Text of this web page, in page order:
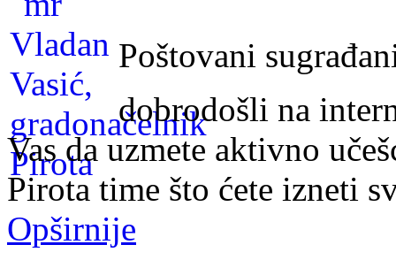
Poštovani
dobrodošli na
Vas da uzmete aktivno
Pirota time što ćete izneti
Opširnije